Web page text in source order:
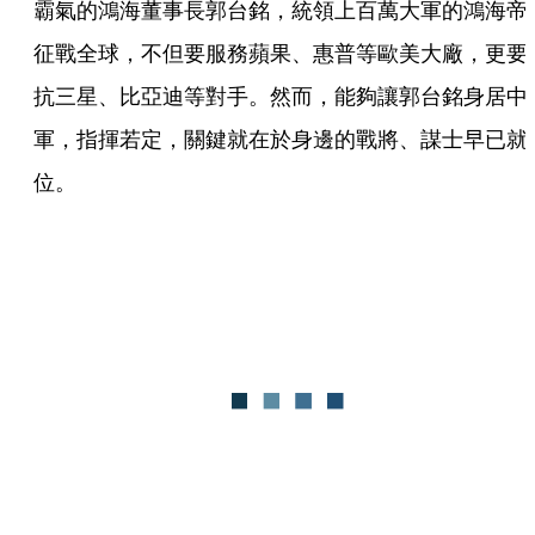
霸氣的鴻海董事長郭台銘，統領上百萬大軍的鴻海帝
征戰全球，不但要服務蘋果、惠普等歐美大廠，更要
抗三星、比亞迪等對手。然而，能夠讓郭台銘身居中
軍，指揮若定，關鍵就在於身邊的戰將、謀士早已就
位。